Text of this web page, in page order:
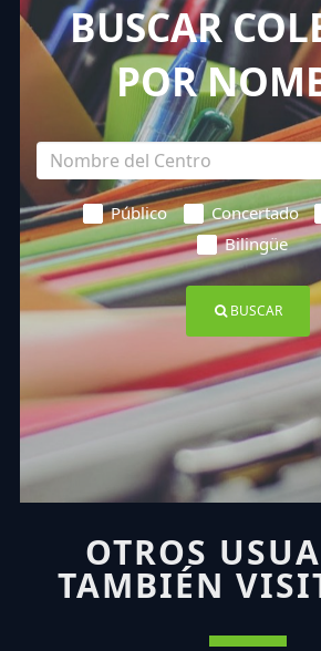
BUSCAR
POR
Público Concertado
Bilingüe
BUSCAR
OTROS
TAMBIÉN